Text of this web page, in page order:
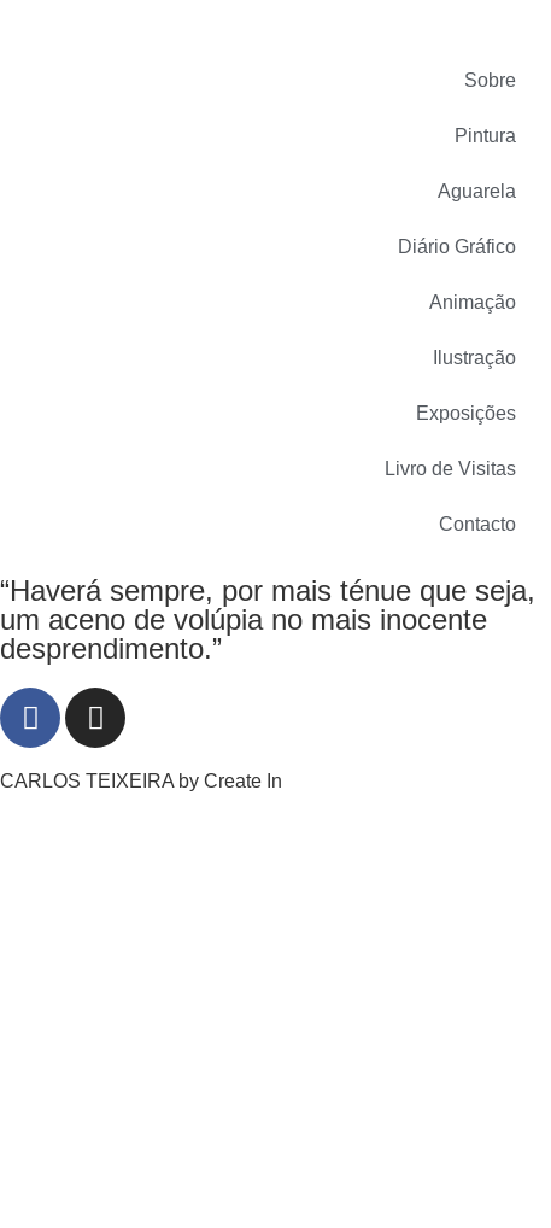
Sobre
Pintura
Aguarela
Diário Gráfico
Animação
Ilustração
Exposições
Livro de Visitas
Contacto
“Haverá sempre, por mais ténue que seja,
um aceno de volúpia no mais inocente
desprendimento.”
CARLOS TEIXEIRA by Create In